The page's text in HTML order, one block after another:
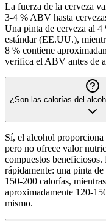
La fuerza de la cerveza
3-4 % ABV hasta
Una pinta de cerveza al 4
estándar (EE.UU.),
8 % contiene
verifica el ABV antes de
¿Son las calorías del
Sí, el alcohol
pero no ofrece valor
compuestos beneficiosos.
rápidamente: una pinta
150-200 calorías,
aproximadamente 120-
mismo.